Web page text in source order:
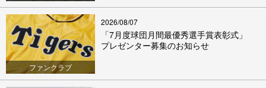
ファンクラブ
2026/08/07
「7月度球団月間最優秀選手賞表彰式」
プレゼンター募集のお知らせ